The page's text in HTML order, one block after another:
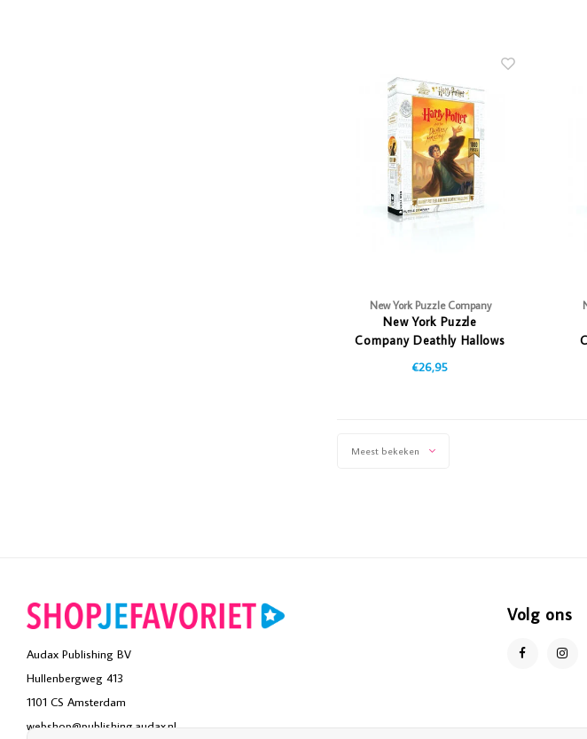
New York Puzzle Company
New York Puzzle
Company Deathly Hallows
€26,95
Meest bekeken
Audax Publishing BV
Hullenbergweg 413
1101 CS Amsterdam
webshop@publishing.audax.nl
Volg ons